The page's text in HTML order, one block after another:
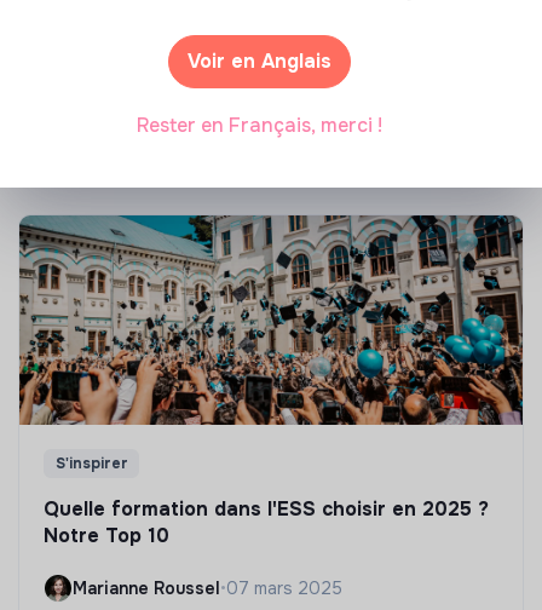
Top 8 des formations en rénovation
énergétique des bâtiments
Marianne Roussel• 21 janvier 2025
S'inspirer
Quelle formation dans l'ESS choisir en 2025 ?
Notre Top 10
Marianne Roussel•07 mars 2025
Voir en Anglais
Rester en Français, merci !